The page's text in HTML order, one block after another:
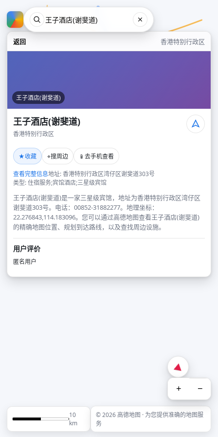
返回 香港特别行政区
王子酒店(谢斐道)
王子酒店(谢斐道)
香港特别行政区
★收藏 ⌖搜周边 📱 去手机查看
查看完整信息地址: 香港特别行政区湾仔区谢斐道303号
类型: 住宿服务;宾馆酒店;三星级宾馆
王子酒店(谢斐道)是一家三星级宾馆，地址为香港特别行政区湾仔区
谢斐道303号。电话：00852-31882277。地理坐标：
22.276843,114.183096。您可以通过高德地图查看王子酒店(谢斐道)
的精确地图位置、规划到达路线，以及查找周边设施。
用户评价
匿名用户
+ −
10
km
© 2026 高德地图 · 为您提供准确的地图服
务